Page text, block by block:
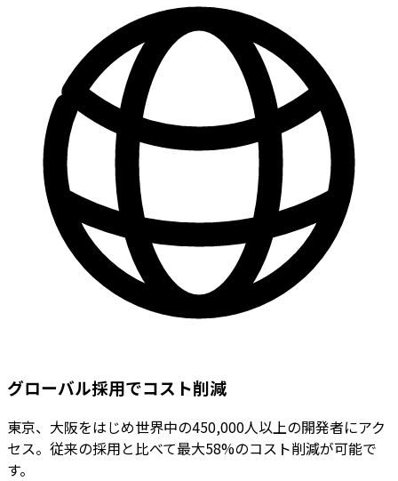
グローバル採用でコスト削減
東京、大阪をはじめ世界中の450,000人以上の開発者にアク
セス。従来の採用と比べて最大58%のコスト削減が可能で
す。